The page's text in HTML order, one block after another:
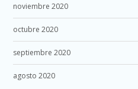
noviembre 2020
octubre 2020
septiembre 2020
agosto 2020